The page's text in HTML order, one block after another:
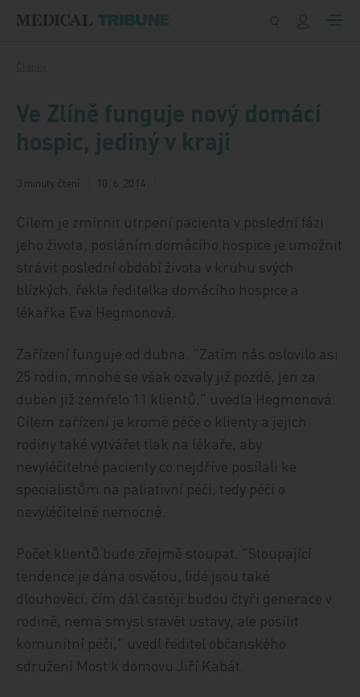
Ve Zlíně funguje nový domácí
hospic, jediný v kraji
3 minuty čtení 10. 6. 2014
Cílem je zmírnit utrpení pacienta v poslední fázi
jeho života, posláním domácího hospice je umožnit
strávit poslední období života v kruhu svých
blízkých, řekla ředitelka domácího hospice a
lékařka Eva Hegmonová.
Zařízení funguje od dubna. "Zatím nás oslovilo asi
25 rodin, mnohé se však ozvaly již pozdě, jen za
duben již zemřelo 11 klientů," uvedla Hegmonová.
Cílem zařízení je kromě péče o klienty a jejich
rodiny také vytvářet tlak na lékaře, aby
nevyléčitelné pacienty co nejdříve posílali ke
specialistům na paliativní péči, tedy péči o
nevyléčitelně nemocné.
Počet klientů bude zřejmě stoupat. "Stoupající
tendence je dána osvětou, lidé jsou také
dlouhověcí, čím dál častěji budou čtyři generace v
rodině, nemá smysl stavět ústavy, ale posílit
komunitní péči," uvedl ředitel občanského
sdružení Most k domovu Jiří Kabát.